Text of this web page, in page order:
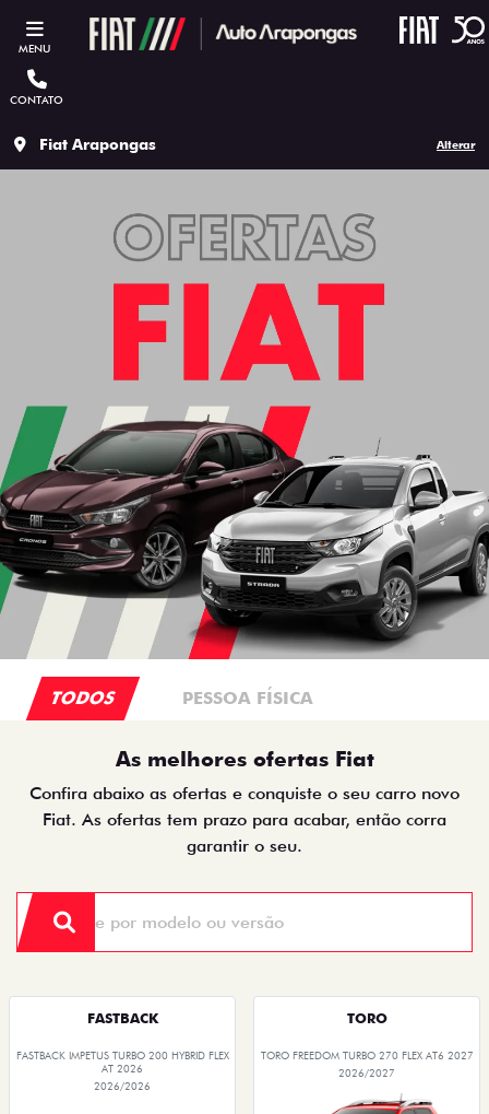
MENU
CONTATO
Fiat Arapongas Alterar
TODOS PESSOA FÍSICA
As melhores ofertas Fiat
Confira abaixo as ofertas e conquiste o seu carro novo
Fiat. As ofertas tem prazo para acabar, então corra
garantir o seu.
FASTBACK
FASTBACK IMPETUS TURBO 200 HYBRID FLEX
AT 2026
2026/2026
TORO
TORO FREEDOM TURBO 270 FLEX AT6 2027
2026/2027